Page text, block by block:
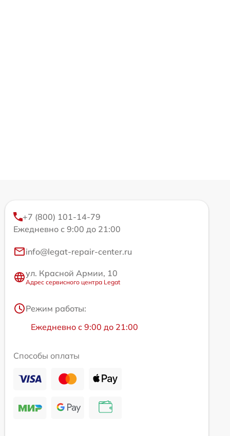
+7 (800) 101-14-79
Ежедневно с 9:00 до 21:00
info@legat-repair-center.ru
ул. Красной Армии, 10
Адрес сервисного центра Legat
Режим работы:
Ежедневно с 9:00 до 21:00
Способы оплаты